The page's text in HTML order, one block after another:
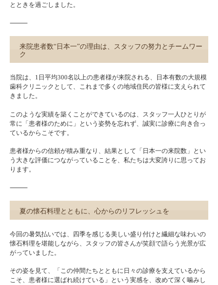
とときを過ごしました。
⸻
来院患者数“日本一”の理由は、スタッフの努力とチームワー
ク
当院は、1日平均300名以上の患者様が来院される、日本有数の大規模
歯科クリニックとして、これまで多くの地域住民の皆様に支えられて
きました。
このような実績を築くことができているのは、スタッフ一人ひとりが
常に「患者様のために」という姿勢を忘れず、誠実に診療に向き合っ
ているからこそです。
患者様からの信頼が積み重なり、結果として「日本一の来院数」とい
う大きな評価につながっていることを、私たちは大変誇りに思ってお
ります。
⸻
夏の懐石料理とともに、心からのリフレッシュを
今回の暑気払いでは、四季を感じる美しい盛り付けと繊細な味わいの
懐石料理を堪能しながら、スタッフの皆さんが笑顔で語らう光景が広
がっていました。
その姿を見て、「この仲間たちとともに日々の診療を支えているから
こそ、患者様に選ばれ続けている」という実感を、改めて深く噛みし